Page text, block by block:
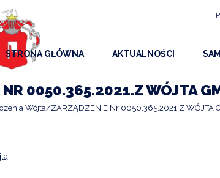
STRONA GŁÓWNA AKTUALNOŚCI
AKTUALNOŚCI
KOMUNIKATY I
0050.365.2021.Z WÓJTA
Wójta ZARZĄDZENIE Nr 0050.365.2021.Z WÓJTA